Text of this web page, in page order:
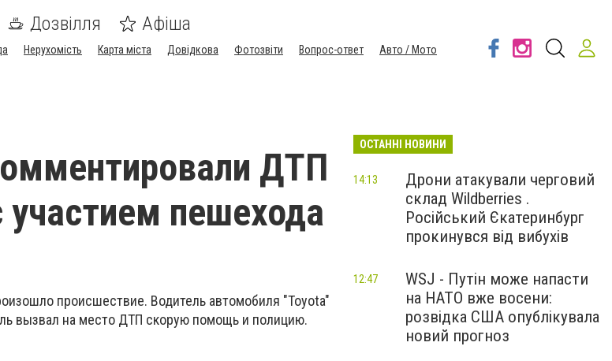
Дозвілля Афіша
Нерухомість Карта міста Довідкова Фотозвіти Вопрос-ответ
Авто / Мото
ДТП
пешехода
происшествие. Водитель автомобиля "Toyota"
вызвал на место ДТП скорую помощь и полицию.
ОСТАННІ НОВИНИ
Дрони атакували черговий
склад Wildberries .
Російський Єкатеринбург
прокинувся від вибухів
14:13
WSJ - Путін може напасти
на НАТО вже восени:
розвідка США опублікувала
новий прогноз
12:47